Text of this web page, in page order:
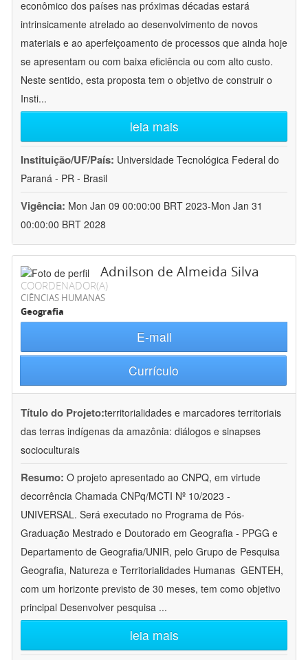
econômico dos países nas próximas décadas estará
intrinsicamente atrelado ao desenvolvimento de novos
materiais e ao aperfeiçoamento de processos que ainda hoje
se apresentam ou com baixa eficiência ou com alto custo.
Neste sentido, esta proposta tem o objetivo de construir o
Insti...
leia mais
Instituição/UF/País: Universidade Tecnológica Federal do
Paraná - PR - Brasil
Vigência: Mon Jan 09 00:00:00 BRT 2023-Mon Jan 31
00:00:00 BRT 2028
Adnilson de Almeida Silva
COORDENADOR(A)
CIÊNCIAS HUMANAS
Geografia
E-mail
Currículo
Título do Projeto:territorialidades e marcadores territoriais
das terras indígenas da amazônia: diálogos e sinapses
socioculturais
Resumo: O projeto apresentado ao CNPQ, em virtude
decorrência Chamada CNPq/MCTI Nº 10/2023 -
UNIVERSAL. Será executado no Programa de Pós-
Graduação Mestrado e Doutorado em Geografia - PPGG e
Departamento de Geografia/UNIR, pelo Grupo de Pesquisa
Geografia, Natureza e Territorialidades Humanas  GENTEH,
com um horizonte previsto de 30 meses, tem como objetivo
principal Desenvolver pesquisa ...
leia mais